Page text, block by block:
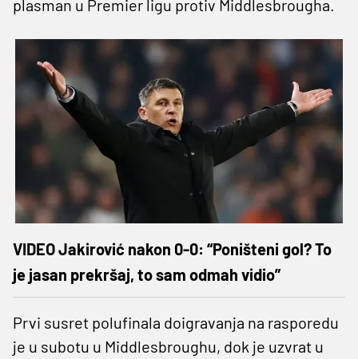
plasman u Premier ligu protiv Middlesbrougha.
VIDEO Jakirović nakon 0-0: “Poništeni gol? To
je jasan prekršaj, to sam odmah vidio”
Prvi susret polufinala doigravanja na rasporedu
je u subotu u Middlesbroughu, dok je uzvrat u